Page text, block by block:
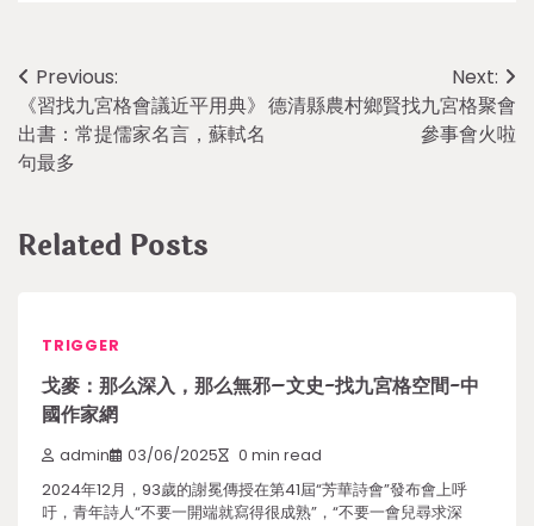
Post
navigation
Previous:
《習找九宮格會議近平用典》
出書：常提儒家名言，蘇軾名
句最多
Next:
德清縣農村鄉賢找九宮格聚會
參事會火啦
Related Posts
TRIGGER
戈麥：那么深入，那么無邪–文史-找九宮格空間-中
國作家網
admin 03/06/2025 0 min read
2024年12月，93歲的謝冕傳授在第41屆“芳華詩會”發布會上呼
吁，青年詩人“不要一開端就寫得很成熟”，“不要一會兒尋求深